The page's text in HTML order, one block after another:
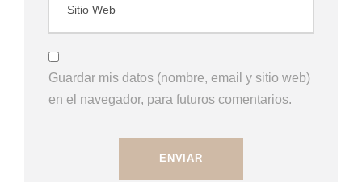
Guardar mis datos (nombre, email y sitio web)
en el navegador, para futuros comentarios.